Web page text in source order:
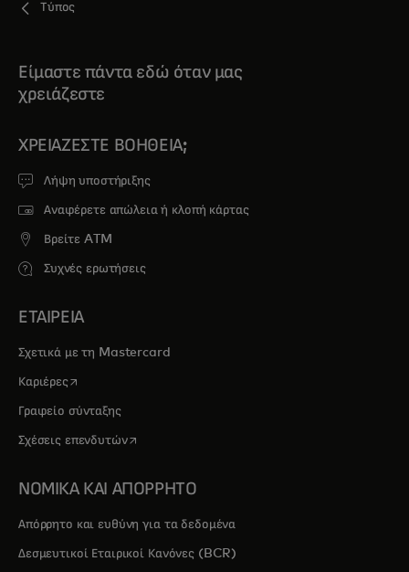
Τύπος
Είμαστε πάντα εδώ όταν μας
χρειάζεστε
ΧΡΕΙΆΖΕΣΤΕ ΒΟΉΘΕΙΑ;
Λήψη υποστήριξης
Αναφέρετε απώλεια ή κλοπή κάρτας
Βρείτε ATM
Συχνές ερωτήσεις
ΕΤΑΙΡΕΙΑ
Σχετικά με τη Mastercard
Καριέρεςopens in a new tab
Γραφείο σύνταξης
Σχέσεις επενδυτώνopens in a new tab
ΝΟΜΙΚΑ ΚΑΙ ΑΠΟΡΡΗΤΟ
Απόρρητο και ευθύνη για τα δεδομένα
Δεσμευτικοί Εταιρικοί Κανόνες (BCR)